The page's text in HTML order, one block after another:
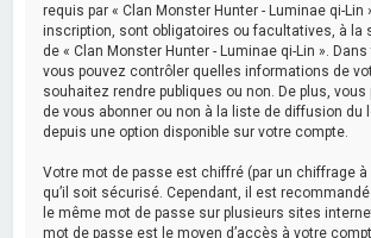
requis par « Clan Monster Hunter - Luminae qi-Lin
inscription, sont obligatoires ou facultatives, à la
de « Clan Monster Hunter - Luminae qi-Lin ».
vous pouvez contrôler quelles informations de
souhaitez rendre publiques ou non. De plus,
de vous abonner ou non à la liste de diffusion du
depuis une option disponible sur votre compte.
Votre mot de passe est chiffré (par un chiffrage
qu’il soit sécurisé. Cependant, il est
le même mot de passe sur plusieurs sites
mot de passe est le moyen d’accès à votre